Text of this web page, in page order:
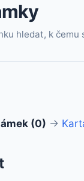
hledat, k čemu
(0) →